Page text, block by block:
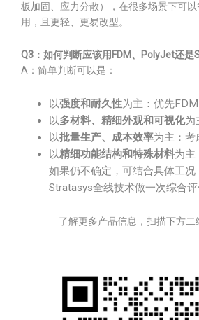
板加固、应力分散），在很多场景下可
用，且更轻、更易改型。
Q3：如何判断应该用FDM、PolyJet还是
A：简单判断可以是：
以强度和耐久性为主：优先FDM
以多材料、精细外观和可视化为
以批量生产、成本效率为主：考
以精细功能结构和特殊材料为主
如果仍不确定，可结合具体工
Stratasys全线技术做一次综合评
了解更多产品信息，扫描下方二